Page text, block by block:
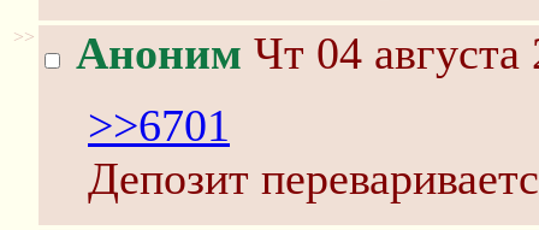
>> Аноним Чт 04
>>6701
Депозит